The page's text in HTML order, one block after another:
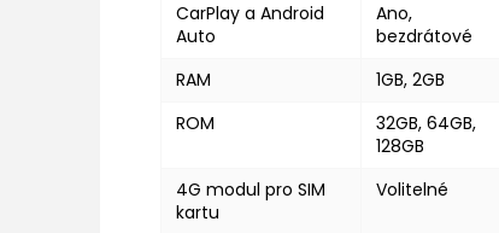
CarPlay a Android
Auto
Ano,
bezdrátové
RAM 1GB, 2GB
ROM
32GB, 64GB,
128GB
4G modul pro SIM
kartu
Volitelné